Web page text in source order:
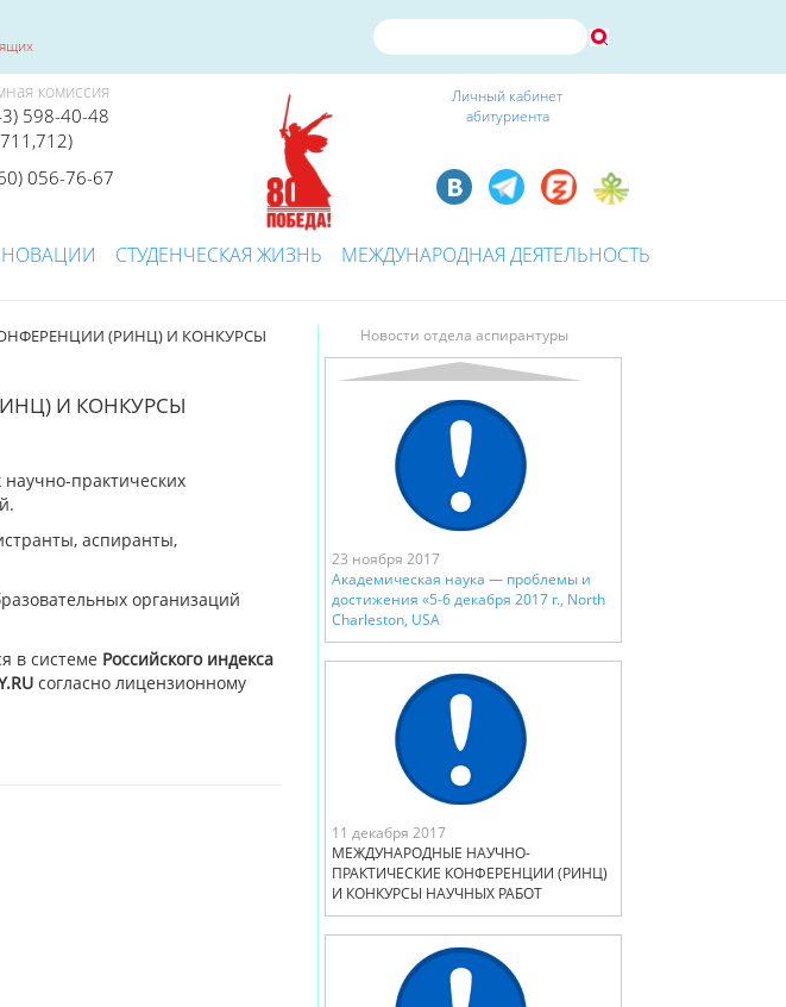
комиссия
598-40-48
056-76-67
Личный кабинет
абитуриента
СТУДЕНЧЕСКАЯ ЖИЗНЬ МЕЖДУНАРОДНАЯ ДЕЯТЕЛЬНОСТЬ
(РИНЦ) И КОНКУРСЫ
И КОНКУРСЫ
практических
аспиранты,
организаций
в системе Российского индекса
согласно лицензионному
Новости отдела аспирантуры
23 ноября 2017
Академическая наука — проблемы и
достижения «5-6 декабря 2017 г., North
Charleston, USA
11 декабря 2017
МЕЖДУНАРОДНЫЕ НАУЧНО-
ПРАКТИЧЕСКИЕ КОНФЕРЕНЦИИ (РИНЦ)
И КОНКУРСЫ НАУЧНЫХ РАБОТ